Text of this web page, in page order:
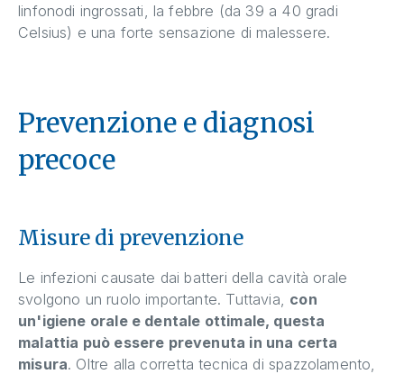
linfonodi ingrossati, la febbre (da 39 a 40 gradi
Celsius) e una forte sensazione di malessere.
Prevenzione e diagnosi
precoce
Misure di prevenzione
Le infezioni causate dai batteri della cavità orale
svolgono un ruolo importante. Tuttavia, con
un'igiene orale e dentale ottimale, questa
malattia può essere prevenuta in una certa
misura. Oltre alla corretta tecnica di spazzolamento,